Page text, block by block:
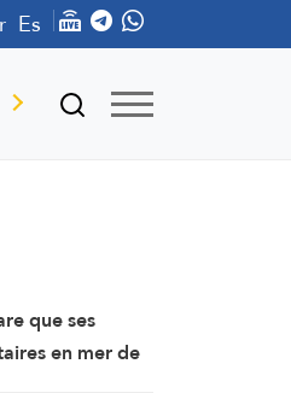
Es
que ses
en mer de